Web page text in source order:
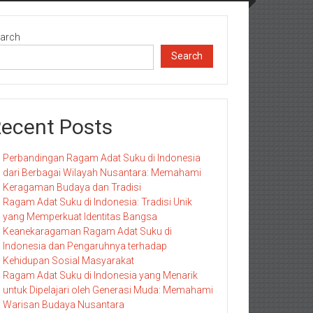
Search
Posts
Perbandingan Ragam Adat Suku di Indonesia
dari Berbagai Wilayah Nusantara: Memahami
Keragaman Budaya dan Tradisi
Ragam Adat Suku di Indonesia: Tradisi Unik
yang Memperkuat Identitas Bangsa
Keanekaragaman Ragam Adat Suku di
Indonesia dan Pengaruhnya terhadap
Kehidupan Sosial Masyarakat
Ragam Adat Suku di Indonesia yang Menarik
untuk Dipelajari oleh Generasi Muda: Memahami
Warisan Budaya Nusantara